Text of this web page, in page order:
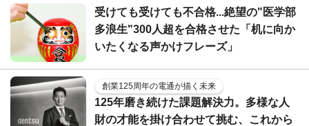
受けても受けても不合格...絶望の"医学部
多浪生"300人超を合格させた「机に向か
いたくなる声かけフレーズ」
創業125周年の電通が描く未来
125年磨き続けた課題解決力。多様な人
財の才能を掛け合わせて挑む、これから